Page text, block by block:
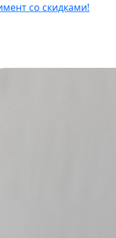
со скидками!